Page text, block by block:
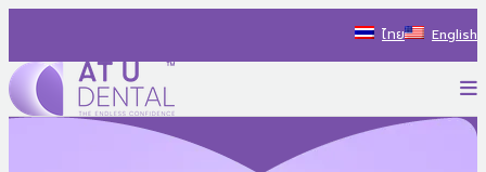
content
ไทย English
AT U Dental Co.Ltd
สร้างประสบการณ์ใหม่ ไปกับรถทันตกรรม พร้อมแนะนำแนวทาง